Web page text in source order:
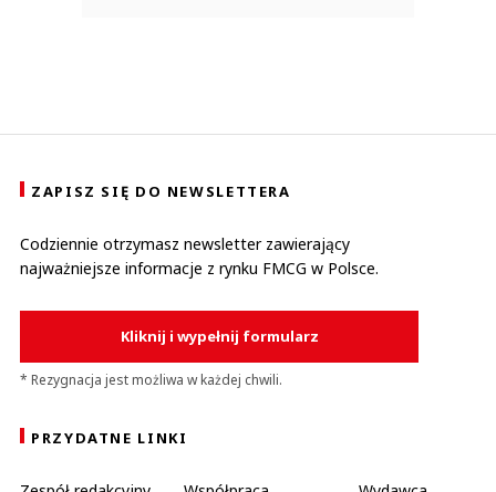
ZAPISZ SIĘ DO NEWSLETTERA
Codziennie otrzymasz newsletter zawierający
najważniejsze informacje z rynku FMCG w Polsce.
Kliknij i wypełnij formularz
* Rezygnacja jest możliwa w każdej chwili.
PRZYDATNE LINKI